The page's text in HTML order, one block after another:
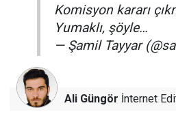
Komisyon kararı
Yumaklı, şöyle…
— Şamil Tayyar
Ali Güngör İnternet